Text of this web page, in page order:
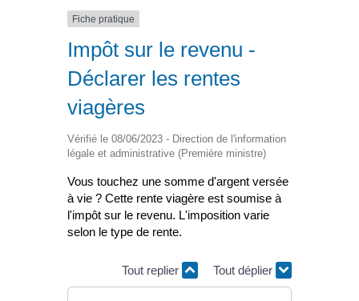
Fiche pratique
Impôt sur le revenu -
Déclarer les rentes
viagères
Vérifié le 08/06/2023 - Direction de l'information
légale et administrative (Première ministre)
Vous touchez une somme d'argent versée
à vie ? Cette rente viagère est soumise à
l'impôt sur le revenu. L'imposition varie
selon le type de rente.
Tout replier Tout déplier